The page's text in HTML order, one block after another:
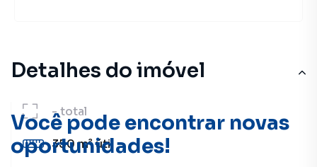
Você pode encontrar novas
oportunidades!
Detalhes do imóvel
-total
350 m²útil